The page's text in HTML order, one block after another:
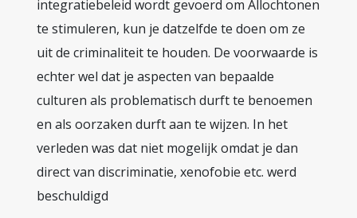
integratiebeleid wordt gevoerd om Allochtonen
te stimuleren, kun je datzelfde te doen om ze
uit de criminaliteit te houden. De voorwaarde is
echter wel dat je aspecten van bepaalde
culturen als problematisch durft te benoemen
en als oorzaken durft aan te wijzen. In het
verleden was dat niet mogelijk omdat je dan
direct van discriminatie, xenofobie etc. werd
beschuldigd